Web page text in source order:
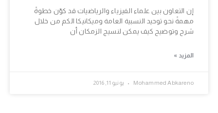
إن التعاون بين علماء الفيزياء والرياضيات قد كوّن خطوةً
مهمةً نحو توحيد النسبية العامة وميكانيكا الكم من خلال
شرح وتوضيح كيف يمكن لنسيج الزمكان أن
المزيد »
Mohammed Abkareno يونيو 11, 2016